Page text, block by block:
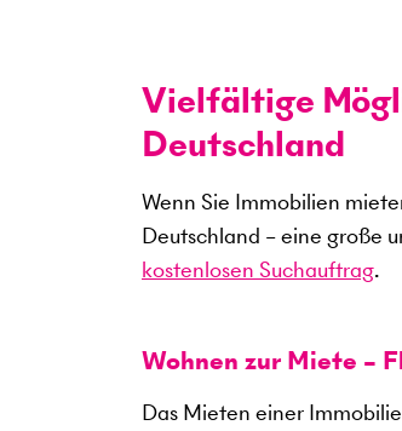
Vielfältige
Deutschland
Wenn Sie Immobilien
Deutschland – eine große
kostenlosen Suchauftrag.
Wohnen zur Miete –
Das Mieten einer